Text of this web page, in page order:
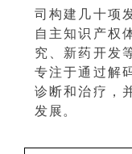
司构建几十项
自主知识产权
究、新药开发
专注于通过解
诊断和治疗，
发展。